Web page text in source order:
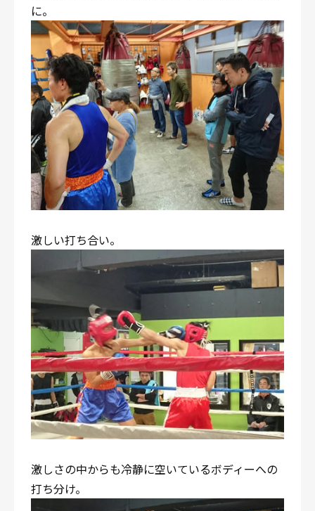
に。
激しい打ち合い。
激しさの中からも冷静に空いているボディーへの
打ち分け。